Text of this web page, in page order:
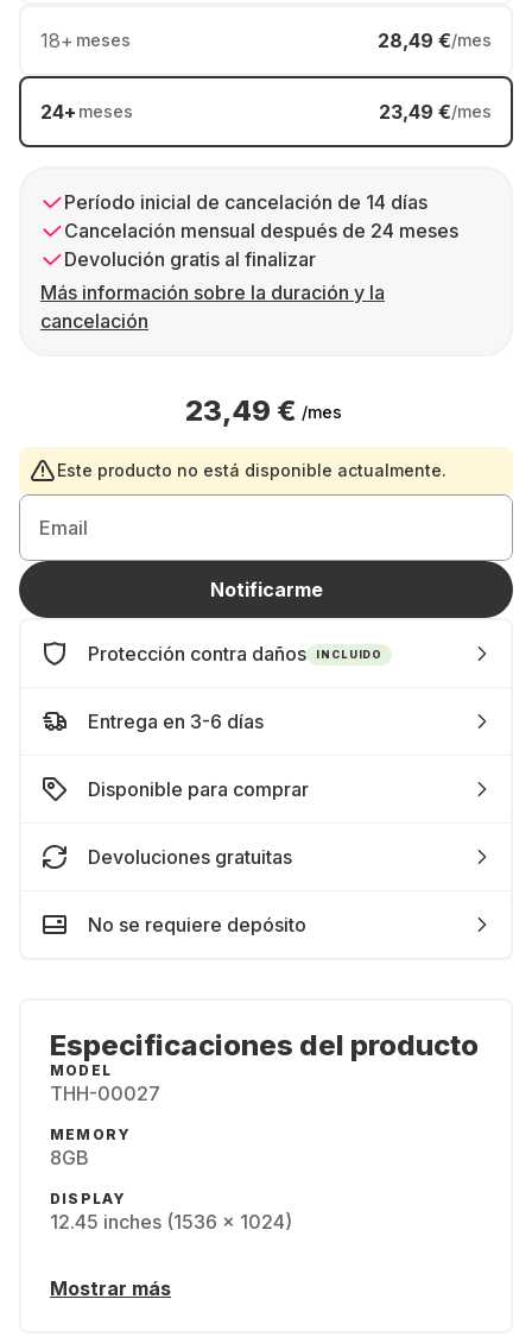
18+ meses 28,49 €/mes
24+ meses 23,49 €/mes
Período inicial de cancelación de 14 días
Cancelación mensual después de 24 meses
Devolución gratis al finalizar
Más información sobre la duración y la
cancelación
23,49 € /mes
Este producto no está disponible actualmente.
Email
Notificarme
Protección contra daños INCLUIDO
Entrega en 3-6 días
Disponible para comprar
Devoluciones gratuitas
No se requiere depósito
Especificaciones del producto
MODEL
THH-00027
MEMORY
8GB
DISPLAY
12.45 inches (1536 x 1024)
Mostrar más